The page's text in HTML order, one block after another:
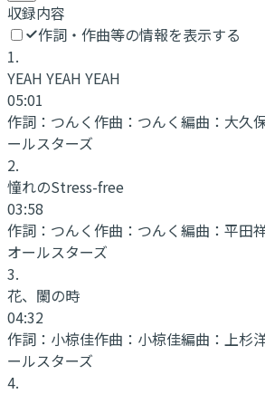
収録内容
作詞・作曲等の情報を表示する
1.
YEAH YEAH YEAH
05:01
作詞： つんく作曲： つんく編曲： 大久
ールスターズ
2.
憧れのStress-free
03:58
作詞： つんく作曲： つんく編曲： 平田
オールスターズ
3.
花、闌の時
04:32
作詞： 小椋佳作曲： 小椋佳編曲： 上杉
ールスターズ
4.